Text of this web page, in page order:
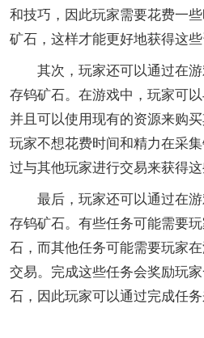
和技巧，因此玩家需要花费一
矿石，这样才能更好地获得这些
其次，玩家还可以通过在游
存钨矿石。在游戏中，玩家可
并且可以使用现有的资源来购
玩家不想花费时间和精力在采
过与其他玩家进行交易来获得这
最后，玩家还可以通过在游
存钨矿石。有些任务可能需要
石，而其他任务可能需要玩家
交易。完成这些任务会奖励玩
石，因此玩家可以通过完成任务